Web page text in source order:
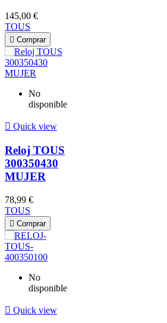
145,00 €
TOUS
 Comprar
No
disponible
 Quick view
Reloj TOUS
300350430
MUJER
78,99 €
TOUS
 Comprar
No
disponible
 Quick view